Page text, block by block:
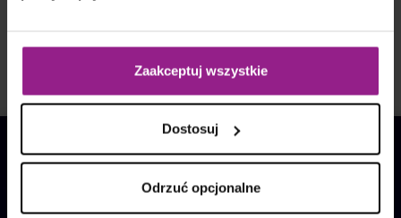
Zaakceptuj wszystkie
Dostosuj
Odrzuć opcjonalne
Przeczytaj wpis